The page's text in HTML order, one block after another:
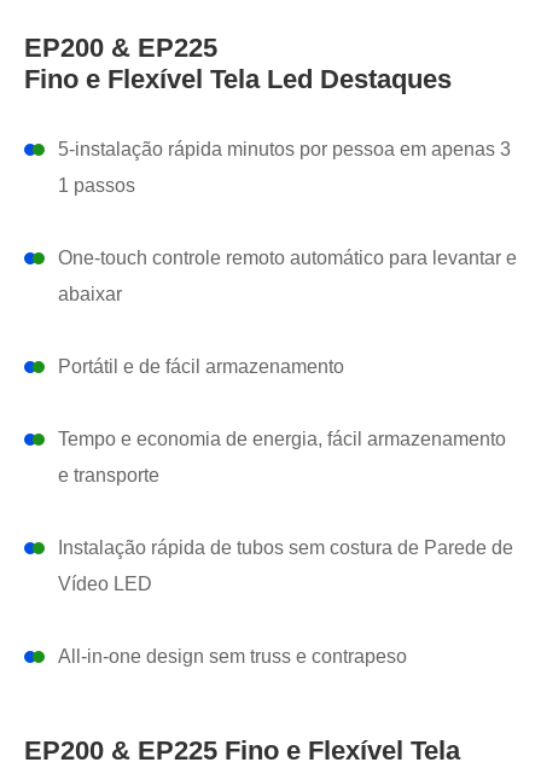
EP200 & EP225
Fino e Flexível Tela Led Destaques
5-instalação rápida minutos por pessoa em apenas 3
1 passos
One-touch controle remoto automático para levantar e
abaixar
Portátil e de fácil armazenamento
Tempo e economia de energia, fácil armazenamento
e transporte
Instalação rápida de tubos sem costura de Parede de
Vídeo LED
All-in-one design sem truss e contrapeso
EP200 & EP225 Fino e Flexível Tela